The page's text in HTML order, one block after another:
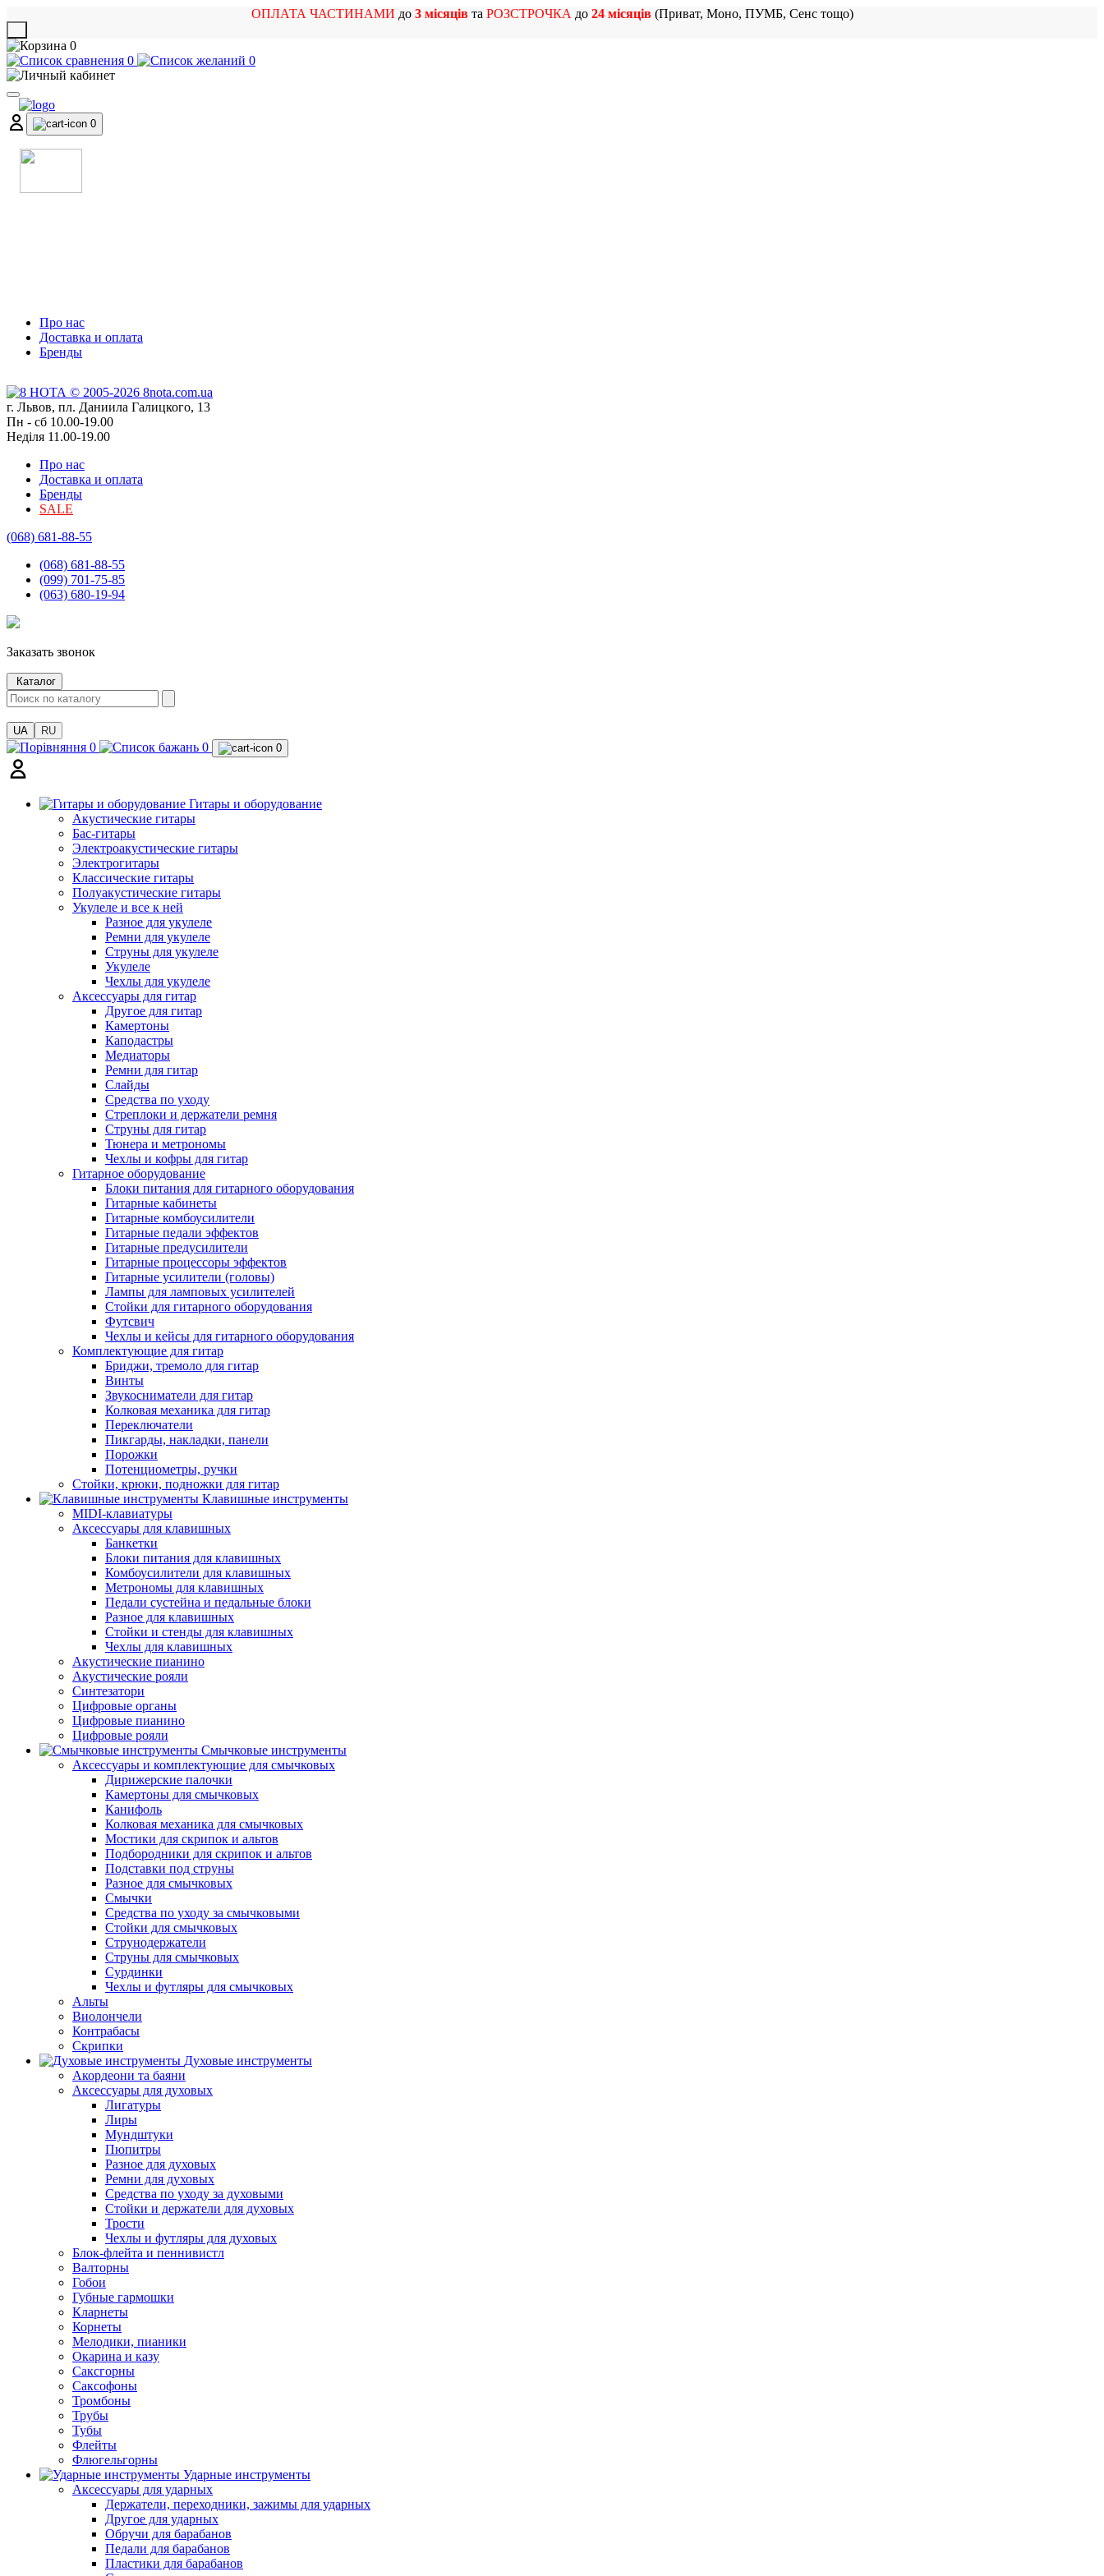
ОПЛАТА ЧАСТИНАМИ до 3 місяцівта РОЗСТРОЧКА до 24 місяців(Приват, Моно, ПУМБ, Сенс тощо)
0
0
0
0
Про нас
Доставка и оплата
Бренды
г. Львов, пл. Даниила Галицкого, 13
Пн - сб 10.00-19.00
Неділя 11.00-19.00
Про нас
Доставка и оплата
Бренды
SALE
(068) 681-88-55
(068) 681-88-55
(099) 701-75-85
(063) 680-19-94
Заказать звонок
Каталог
UA RU
0 0 0
Гитары и оборудование
Акустические гитары
Бас-гитары
Электроакустические гитары
Электрогитары
Классические гитары
Полуакустические гитары
Укулеле и все к ней
Разное для укулеле
Ремни для укулеле
Струны для укулеле
Укулеле
Чехлы для укулеле
Аксессуары для гитар
Другое для гитар
Камертоны
Каподастры
Медиаторы
Ремни для гитар
Слайды
Средства по уходу
Стреплоки и держатели ремня
Струны для гитар
Тюнера и метрономы
Чехлы и кофры для гитар
Гитарное оборудование
Блоки питания для гитарного оборудования
Гитарные кабинеты
Гитарные комбоусилители
Гитарные педали эффектов
Гитарные предусилители
Гитарные процессоры эффектов
Гитарные усилители (головы)
Лампы для ламповых усилителей
Стойки для гитарного оборудования
Футсвич
Чехлы и кейсы для гитарного оборудования
Комплектующие для гитар
Бриджи, тремоло для гитар
Винты
Звукосниматели для гитар
Колковая механика для гитар
Переключатели
Пикгарды, накладки, панели
Порожки
Потенциометры, ручки
Стойки, крюки, подножки для гитар
Клавишные инструменты
MIDI-клавиатуры
Аксессуары для клавишных
Банкетки
Блоки питания для клавишных
Комбоусилители для клавишных
Метрономы для клавишных
Педали сустейна и педальные блоки
Разное для клавишных
Стойки и стенды для клавишных
Чехлы для клавишных
Акустические пианино
Акустические рояли
Синтезатори
Цифровые органы
Цифровые пианино
Цифровые рояли
Смычковые инструменты
Аксессуары и комплектующие для смычковых
Дирижерские палочки
Камертоны для смычковых
Канифоль
Колковая механика для смычковых
Мостики для скрипок и альтов
Подбородники для скрипок и альтов
Подставки под струны
Разное для смычковых
Смычки
Средства по уходу за смычковыми
Стойки для смычковых
Струнодержатели
Струны для смычковых
Сурдинки
Чехлы и футляры для смычковых
Альты
Виолончели
Контрабасы
Скрипки
Духовые инструменты
Акордеони та баяни
Аксессуары для духовых
Лигатуры
Лиры
Мундштуки
Пюпитры
Разное для духовых
Ремни для духовых
Средства по уходу за духовыми
Стойки и держатели для духовых
Трости
Чехлы и футляры для духовых
Блок-флейта и пеннивистл
Валторны
Гобои
Губные гармошки
Кларнеты
Корнеты
Мелодики, пианики
Окарина и казу
Саксгорны
Саксофоны
Тромбоны
Трубы
Тубы
Флейты
Флюгельгорны
Ударные инструменты
Аксессуары для ударных
Держатели, переходники, зажимы для ударных
Другое для ударных
Обручи для барабанов
Педали для барабанов
Пластики для барабанов